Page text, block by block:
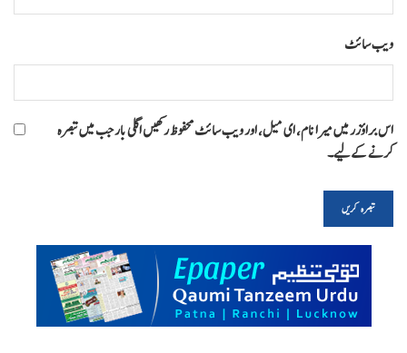
ویب‌ سائٹ
اس براؤزر میں میرا نام، ای میل، اور ویب سائٹ محفوظ رکھیں اگلی بار جب میں تبصرہ
کرنے کےلیے۔